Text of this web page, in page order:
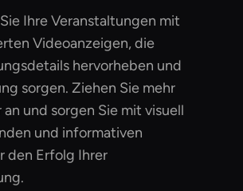
Ihre Veranstaltungen mit
Videoanzeigen, die
hervorheben und
sorgen. Ziehen Sie mehr
an und sorgen Sie mit visuell
und informativen
den Erfolg Ihrer